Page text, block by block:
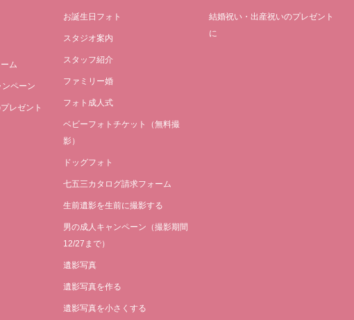
ム
ペーン
レゼント
お誕生日フォト
スタジオ案内
スタッフ紹介
ファミリー婚
フォト成人式
ベビーフォトチケット（無料撮
影）
ドッグフォト
七五三カタログ請求フォーム
生前遺影を生前に撮影する
男の成人キャンペーン（撮影期間
12/27まで）
遺影写真
遺影写真を作る
遺影写真を小さくする
結婚祝い・出産祝いのプレゼント
に